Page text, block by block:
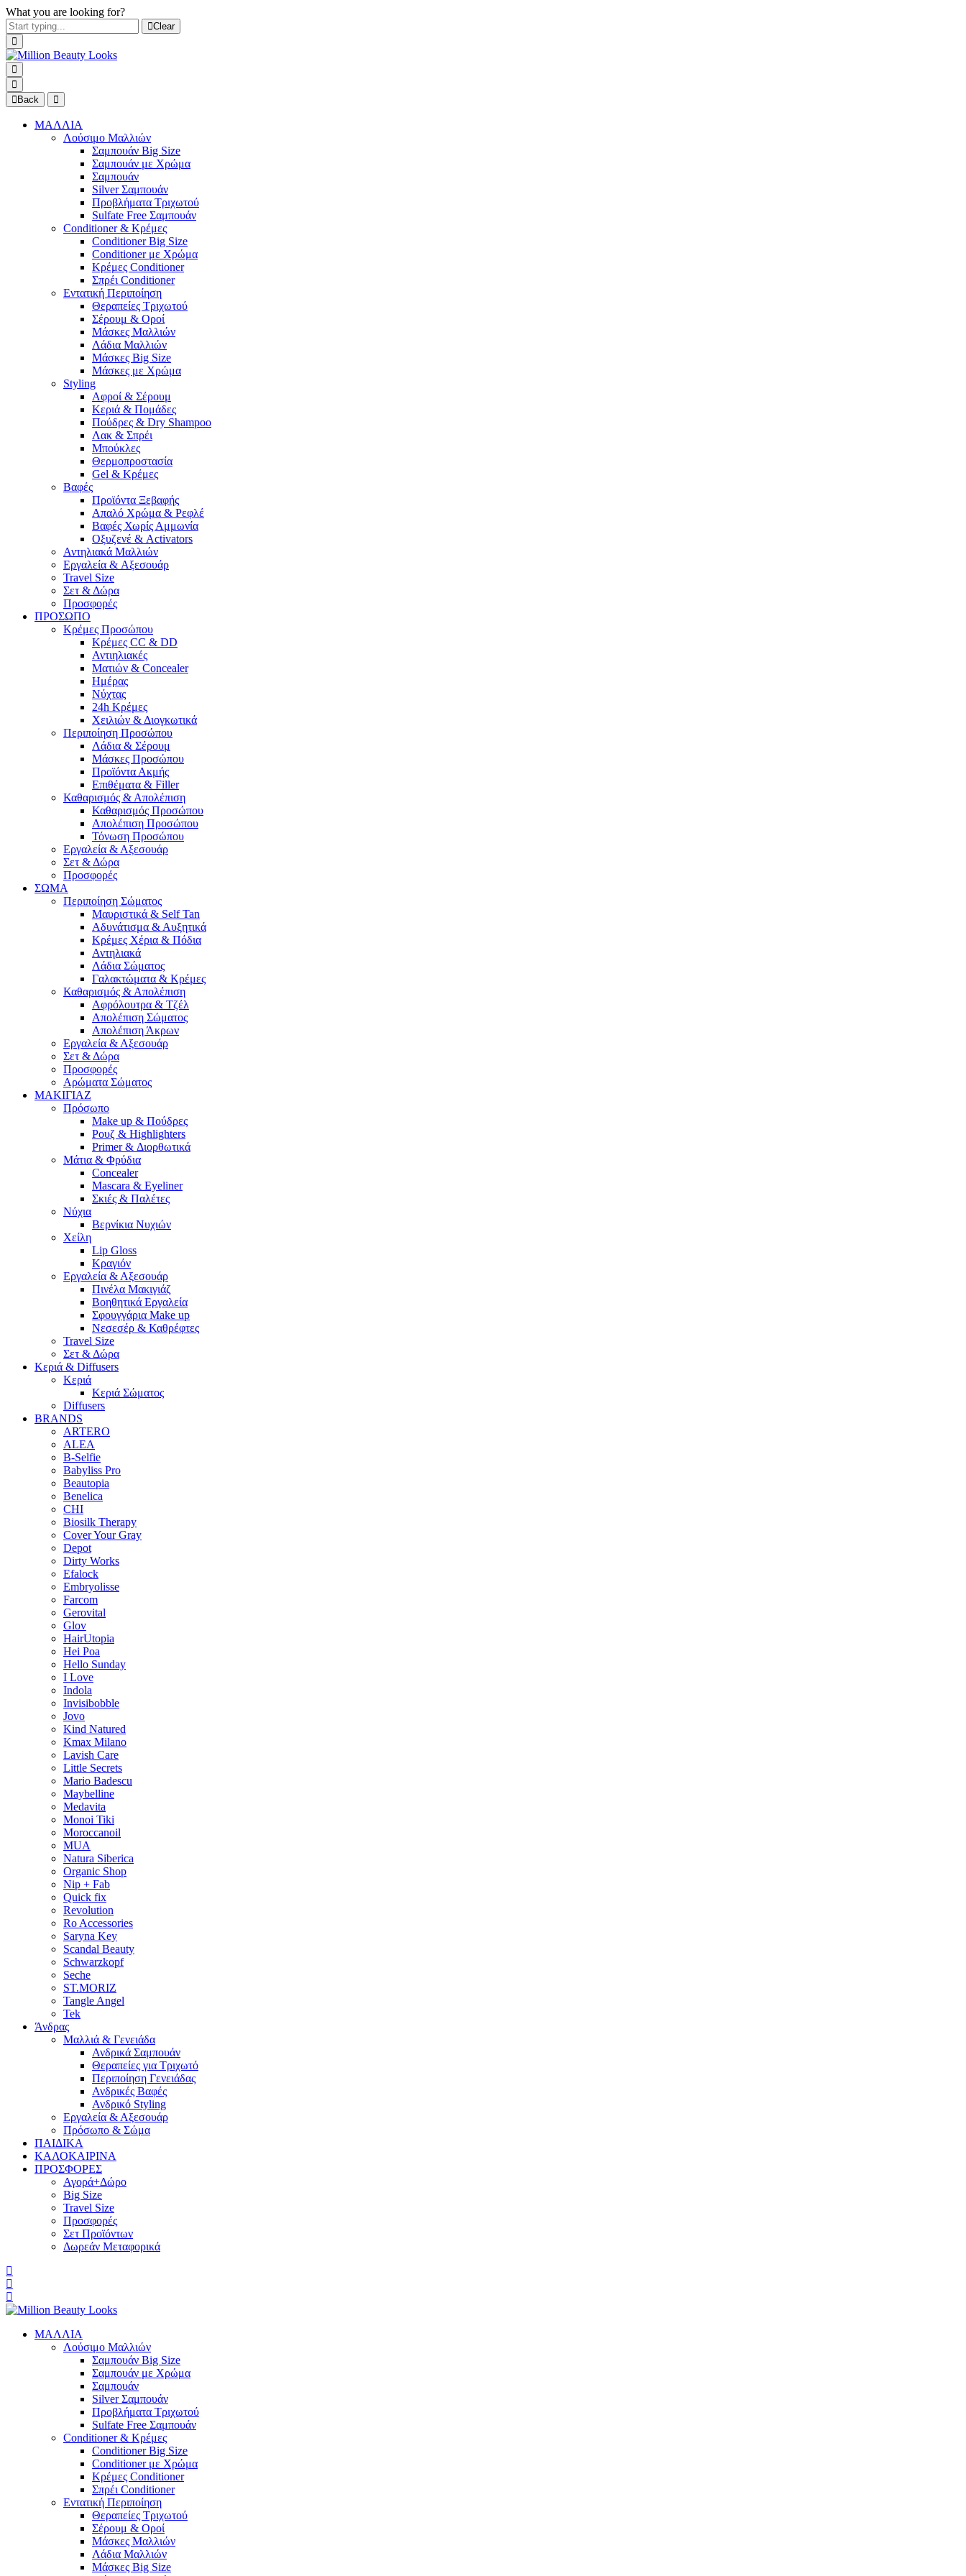
What you are looking for?
Clear
Back
ΜΑΛΛΙΑ
Λούσιμο Μαλλιών
Σαμπουάν Big Size
Σαμπουάν με Χρώμα
Σαμπουάν
Silver Σαμπουάν
Προβλήματα Τριχωτού
Sulfate Free Σαμπουάν
Conditioner & Κρέμες
Conditioner Big Size
Conditioner με Χρώμα
Κρέμες Conditioner
Σπρέι Conditioner
Εντατική Περιποίηση
Θεραπείες Τριχωτού
Σέρουμ & Οροί
Μάσκες Μαλλιών
Λάδια Μαλλιών
Μάσκες Big Size
Μάσκες με Χρώμα
Styling
Αφροί & Σέρουμ
Κεριά & Πομάδες
Πούδρες & Dry Shampoo
Λακ & Σπρέι
Μπούκλες
Θερμοπροστασία
Gel & Κρέμες
Βαφές
Προϊόντα Ξεβαφής
Απαλό Χρώμα & Ρεφλέ
Βαφές Χωρίς Αμμωνία
Οξυζενέ & Activators
Αντηλιακά Μαλλιών
Εργαλεία & Aξεσουάρ
Travel Size
Σετ & Δώρα
Προσφορές
ΠΡΟΣΩΠΟ
Κρέμες Προσώπου
Κρέμες CC & DD
Αντιηλιακές
Ματιών & Concealer
Ημέρας
Νύχτας
24h Κρέμες
Χειλιών & Διογκωτικά
Περιποίηση Προσώπου
Λάδια & Σέρουμ
Μάσκες Προσώπου
Προϊόντα Ακμής
Επιθέματα & Filler
Καθαρισμός & Απολέπιση
Καθαρισμός Προσώπου
Απολέπιση Προσώπου
Τόνωση Προσώπου
Εργαλεία & Αξεσουάρ
Σετ & Δώρα
Προσφορές
ΣΩΜΑ
Περιποίηση Σώματος
Μαυριστικά & Self Tan
Αδυνάτισμα & Αυξητικά
Κρέμες Χέρια & Πόδια
Αντηλιακά
Λάδια Σώματος
Γαλακτώματα & Κρέμες
Καθαρισμός & Απολέπιση
Αφρόλουτρα & Τζέλ
Απολέπιση Σώματος
Απολέπιση Άκρων
Εργαλεία & Αξεσουάρ
Σετ & Δώρα
Προσφορές
Αρώματα Σώματος
ΜΑΚΙΓΙΑΖ
Πρόσωπο
Make up & Πούδρες
Ρουζ & Highlighters
Primer & Διορθωτικά
Μάτια & Φρύδια
Concealer
Mascara & Eyeliner
Σκιές & Παλέτες
Νύχια
Βερνίκια Νυχιών
Χείλη
Lip Gloss
Κραγιόν
Εργαλεία & Αξεσουάρ
Πινέλα Μακιγιάζ
Βοηθητικά Εργαλεία
Σφουγγάρια Make up
Νεσεσέρ & Καθρέφτες
Travel Size
Σετ & Δώρα
Κεριά & Diffusers
Κεριά
Κεριά Σώματος
Diffusers
BRANDS
ARTERO
ALEA
B-Selfie
Babyliss Pro
Beautopia
Benelica
CHI
Biosilk Therapy
Cover Your Gray
Depot
Dirty Works
Efalock
Embryolisse
Farcom
Gerovital
Glov
HairUtopia
Hei Poa
Hello Sunday
I Love
Indola
Invisibobble
Jovo
Kind Natured
Kmax Milano
Lavish Care
Little Secrets
Mario Badescu
Maybelline
Medavita
Monoi Tiki
Moroccanoil
MUA
Natura Siberica
Organic Shop
Nip + Fab
Quick fix
Revolution
Ro Accessories
Saryna Key
Scandal Beauty
Schwarzkopf
Seche
ST.MORIZ
Tangle Angel
Tek
Άνδρας
Μαλλιά & Γενειάδα
Ανδρικά Σαμπουάν
Θεραπείες για Τριχωτό
Περιποίηση Γενειάδας
Ανδρικές Βαφές
Ανδρικό Styling
Εργαλεία & Αξεσουάρ
Πρόσωπο & Σώμα
ΠΑΙΔΙΚΑ
ΚΑΛΟΚΑΙΡΙΝΑ
ΠΡΟΣΦΟΡΕΣ
Αγορά+Δώρο
Big Size
Travel Size
Προσφορές
Σετ Προϊόντων
Δωρεάν Μεταφορικά
ΜΑΛΛΙΑ
Λούσιμο Μαλλιών
Σαμπουάν Big Size
Σαμπουάν με Χρώμα
Σαμπουάν
Silver Σαμπουάν
Προβλήματα Τριχωτού
Sulfate Free Σαμπουάν
Conditioner & Κρέμες
Conditioner Big Size
Conditioner με Χρώμα
Κρέμες Conditioner
Σπρέι Conditioner
Εντατική Περιποίηση
Θεραπείες Τριχωτού
Σέρουμ & Οροί
Μάσκες Μαλλιών
Λάδια Μαλλιών
Μάσκες Big Size